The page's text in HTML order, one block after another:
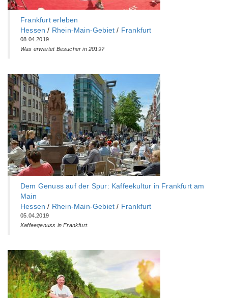
Frankfurt erleben
Hessen / Rhein-Main-Gebiet / Frankfurt
08.04.2019
Was erwartet Besucher in 2019?
Dem Genuss auf der Spur: Kaffeekultur in Frankfurt am
Main
Hessen / Rhein-Main-Gebiet / Frankfurt
05.04.2019
Kaffeegenuss in Frankfurt.